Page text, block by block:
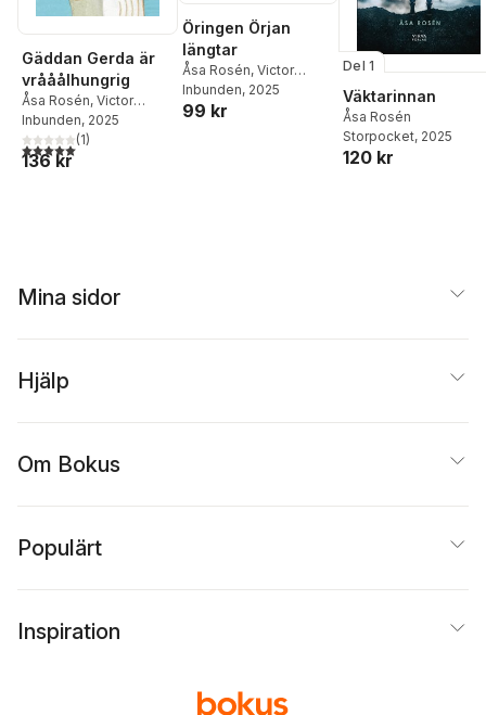
Gäddan Gerda är
vrååålhungrig
Åsa Rosén, Victor
Sandberg
Inbunden, 2025
5,0utav 5 stjärnor. Totalt antal röster:
(1)
136 kr
Öringen Örjan
längtar
Åsa Rosén, Victor
Sandberg
Inbunden, 2025
99 kr
Del 1
Väktarinnan
Åsa Rosén
Storpocket, 2025
120 kr
Mina sidor
Hjälp
Om Bokus
Populärt
Inspiration